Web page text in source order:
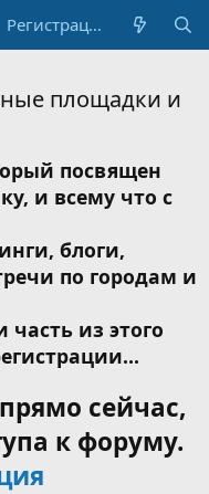
Регистрация
площадки и
посвящен
и всему что с
блоги,
по городам и
часть из этого
сейчас,
к форуму.